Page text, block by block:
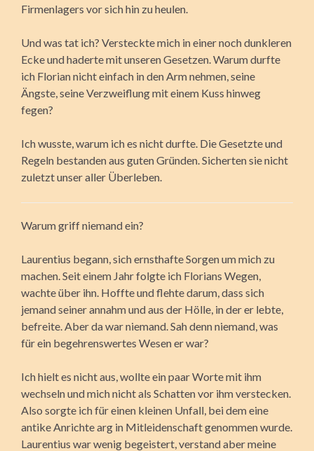
Firmenlagers vor sich hin zu heulen.
Und was tat ich? Versteckte mich in einer noch dunkleren
Ecke und haderte mit unseren Gesetzen. Warum durfte
ich Florian nicht einfach in den Arm nehmen, seine
Ängste, seine Verzweiflung mit einem Kuss hinweg
fegen?
Ich wusste, warum ich es nicht durfte. Die Gesetzte und
Regeln bestanden aus guten Gründen. Sicherten sie nicht
zuletzt unser aller Überleben.
Warum griff niemand ein?
Laurentius begann, sich ernsthafte Sorgen um mich zu
machen. Seit einem Jahr folgte ich Florians Wegen,
wachte über ihn. Hoffte und flehte darum, dass sich
jemand seiner annahm und aus der Hölle, in der er lebte,
befreite. Aber da war niemand. Sah denn niemand, was
für ein begehrenswertes Wesen er war?
Ich hielt es nicht aus, wollte ein paar Worte mit ihm
wechseln und mich nicht als Schatten vor ihm verstecken.
Also sorgte ich für einen kleinen Unfall, bei dem eine
antike Anrichte arg in Mitleidenschaft genommen wurde.
Laurentius war wenig begeistert, verstand aber meine